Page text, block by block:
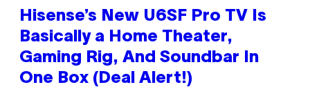
Hisense’s New U6SF Pro TV Is
Basically a Home Theater,
Gaming Rig, And Soundbar In
One Box (Deal Alert!)